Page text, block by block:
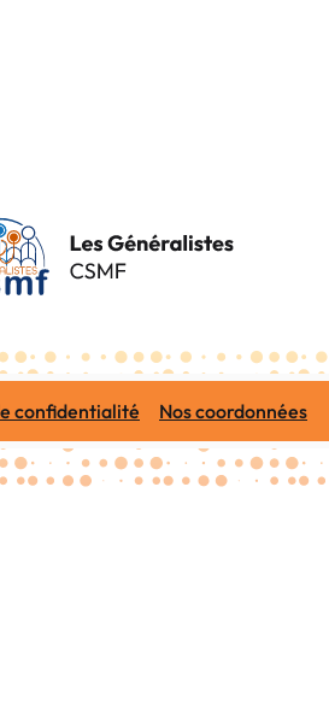
confidentialité Nos coordonnées